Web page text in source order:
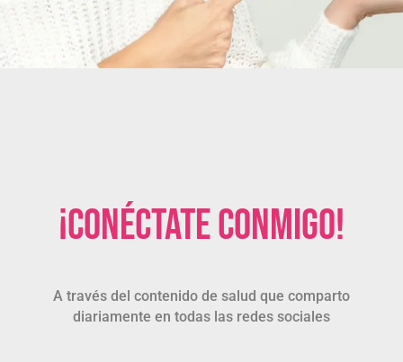
¡Conéctate conmigo!
A través del contenido de salud que comparto
diariamente en todas las redes sociales